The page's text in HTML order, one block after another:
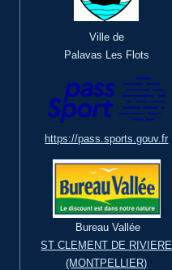
Ville de
Palavas Les Flots
https://pass.sports.gouv.fr
Bureau Vallée
ST CLEMENT DE RIVIERE
(MONTPELLIER)